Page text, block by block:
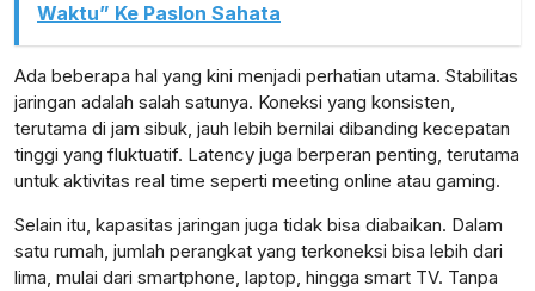
Waktu” Ke Paslon Sahata
Ada beberapa hal yang kini menjadi perhatian utama. Stabilitas
jaringan adalah salah satunya. Koneksi yang konsisten,
terutama di jam sibuk, jauh lebih bernilai dibanding kecepatan
tinggi yang fluktuatif. Latency juga berperan penting, terutama
untuk aktivitas real time seperti meeting online atau gaming.
Selain itu, kapasitas jaringan juga tidak bisa diabaikan. Dalam
satu rumah, jumlah perangkat yang terkoneksi bisa lebih dari
lima, mulai dari smartphone, laptop, hingga smart TV. Tanpa